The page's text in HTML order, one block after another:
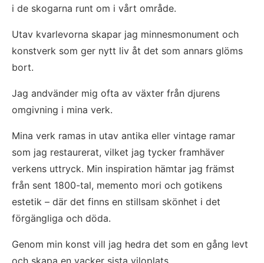
i de skogarna runt om i vårt område.
Utav kvarlevorna skapar jag minnesmonument och
konstverk som ger nytt liv åt det som annars glöms
bort.
Jag andvänder mig ofta av växter från djurens
omgivning i mina verk.
Mina verk ramas in utav antika eller vintage ramar
som jag restaurerat, vilket jag tycker framhäver
verkens uttryck. Min inspiration hämtar jag främst
från sent 1800-tal, memento mori och gotikens
estetik – där det finns en stillsam skönhet i det
förgängliga och döda.
Genom min konst vill jag hedra det som en gång levt